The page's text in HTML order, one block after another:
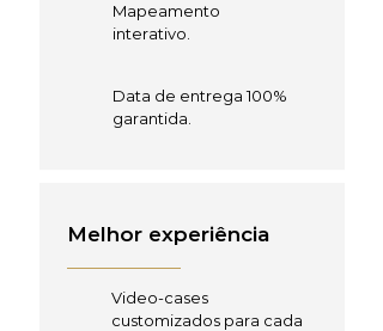
Mapeamento
interativo.
Data de entrega 100%
garantida.
Melhor experiência
Video-cases
customizados para cada